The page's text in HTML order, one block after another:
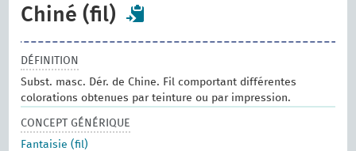
Chiné (fil)
DÉFINITION
Subst. masc. Dér. de Chine. Fil comportant différentes
colorations obtenues par teinture ou par impression.
CONCEPT GÉNÉRIQUE
Fantaisie (fil)